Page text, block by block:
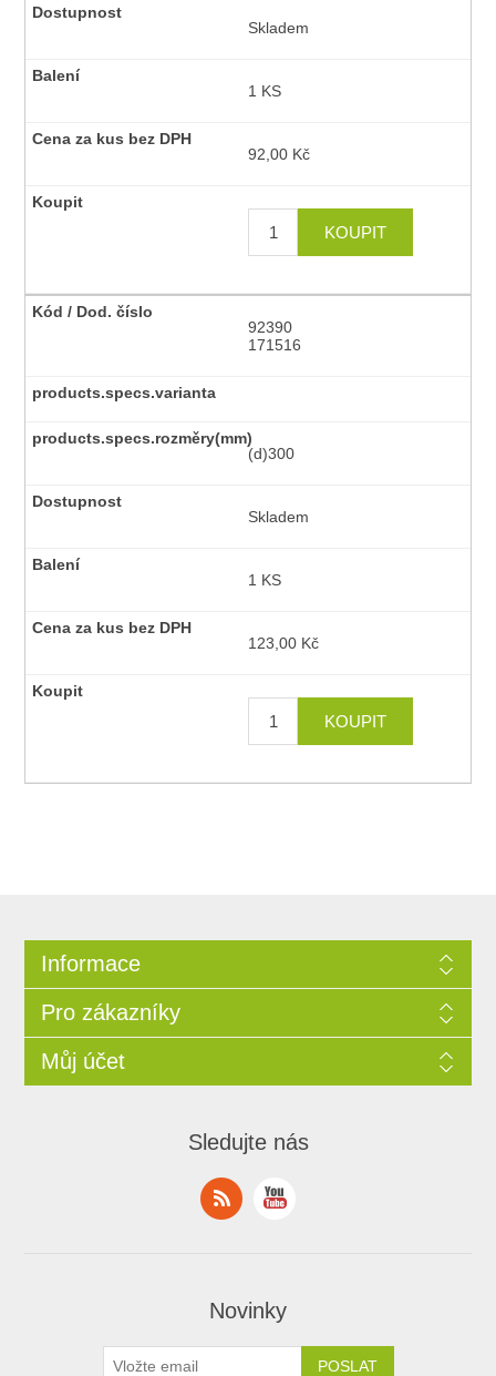
Skladem
1 KS
92,00 Kč
92390
171516
(d)300
Skladem
1 KS
123,00 Kč
Informace
Pro zákazníky
Můj účet
Sledujte nás
Novinky